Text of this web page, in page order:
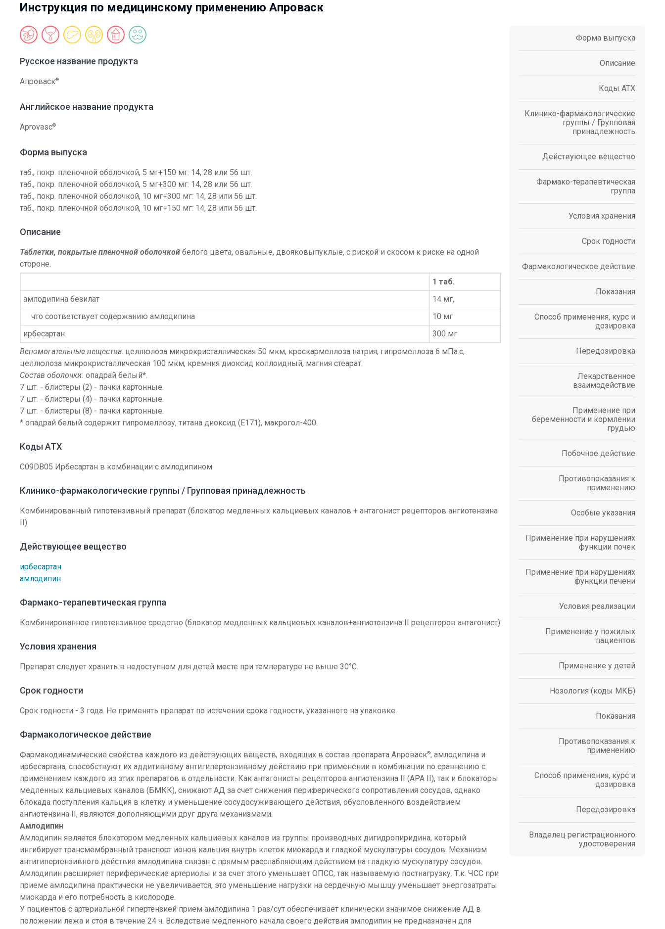
Инструкция по медицинскому применению Апроваск
Форма выпуска
Описание
Коды АТХ
Клинико-фармакологические
группы / Групповая
принадлежность
Действующее вещество
Фармако-терапевтическая
группа
Условия хранения
Срок годности
Фармакологическое действие
Показания
Способ применения, курс и
дозировка
Передозировка
Лекарственное
взаимодействие
Применение при
беременности и кормлении
грудью
Побочное действие
Противопоказания к
применению
Особые указания
Применение при нарушениях
функции почек
Применение при нарушениях
функции печени
Условия реализации
Применение у пожилых
пациентов
Применение у детей
Нозология (коды МКБ)
Показания
Противопоказания к
применению
Способ применения, курс и
дозировка
Передозировка
Владелец регистрационного
удостоверения
Русское название продукта
Апроваск®
Английское название продукта
Aprovasc®
Форма выпуска
таб., покр. пленочной оболочкой, 5 мг+150 мг: 14, 28 или 56 шт.
таб., покр. пленочной оболочкой, 5 мг+300 мг: 14, 28 или 56 шт.
таб., покр. пленочной оболочкой, 10 мг+300 мг: 14, 28 или 56 шт.
таб., покр. пленочной оболочкой, 10 мг+150 мг: 14, 28 или 56 шт.
Описание
Таблетки, покрытые пленочной оболочкой белого цвета, овальные, двояковыпуклые, с риской и скосом к риске на одной
стороне.
1 таб.
амлодипина безилат
14 мг,
что соответствует содержанию амлодипина
10 мг
ирбесартан
300 мг
Вспомогательные вещества: целлюлоза микрокристаллическая 50 мкм, кроскармеллоза натрия, гипромеллоза 6 мПа.с,
целлюлоза микрокристаллическая 100 мкм, кремния диоксид коллоидный, магния стеарат.
Состав оболочки: опадрай белый*.
7 шт. - блистеры (2) - пачки картонные.
7 шт. - блистеры (4) - пачки картонные.
7 шт. - блистеры (8) - пачки картонные.
* опадрай белый содержит гипромеллозу, титана диоксид (Е171), макрогол-400.
Коды АТХ
C09DB05 Ирбесартан в комбинации с амлодипином
Клинико-фармакологические группы / Групповая принадлежность
Комбинированный гипотензивный препарат (блокатор медленных кальциевых каналов + антагонист рецепторов ангиотензина
II)
Действующее вещество
ирбесартан
амлодипин
Фармако-терапевтическая группа
Комбинированное гипотензивное средство (блокатор медленных кальциевых каналов+ангиотензина II рецепторов антагонист)
Условия хранения
Препарат следует хранить в недоступном для детей месте при температуре не выше 30°С.
Срок годности
Срок годности - 3 года. Не применять препарат по истечении срока годности, указанного на упаковке.
Фармакологическое действие
Фармакодинамические свойства каждого из действующих веществ, входящих в состав препарата Апроваск®, амлодипина и
ирбесартана, способствуют их аддитивному антигипертензивному действию при применении в комбинации по сравнению с
применением каждого из этих препаратов в отдельности. Как антагонисты рецепторов ангиотензина II (АРА II), так и блокаторы
медленных кальциевых каналов (БМКК), снижают АД за счет снижения периферического сопротивления сосудов, однако
блокада поступления кальция в клетку и уменьшение сосудосуживающего действия, обусловленного воздействием
ангиотензина II, являются дополняющими друг друга механизмами.
Амлодипин
Амлодипин является блокатором медленных кальциевых каналов из группы производных дигидропиридина, который
ингибирует трансмембранный транспорт ионов кальция внутрь клеток миокарда и гладкой мускулатуры сосудов. Механизм
антигипертензивного действия амлодипина связан с прямым расслабляющим действием на гладкую мускулатуру сосудов.
Амлодипин расширяет периферические артериолы и за счет этого уменьшает ОПСС, так называемую постнагрузку. Т.к. ЧСС при
приеме амлодипина практически не увеличивается, это уменьшение нагрузки на сердечную мышцу уменьшает энергозатраты
миокарда и его потребность в кислороде.
У пациентов с артериальной гипертензией прием амлодипина 1 раз/сут обеспечивает клинически значимое снижение АД в
положении лежа и стоя в течение 24 ч. Вследствие медленного начала своего действия амлодипин не предназначен для